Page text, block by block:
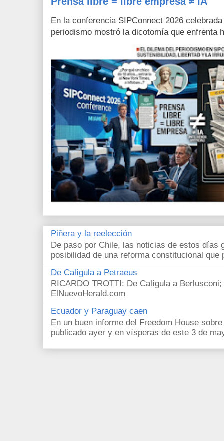
En la conferencia SIPConnect 2026
periodismo mostró la dicotomía que enfrenta
Piñera y la reelección
De paso por Chile, las noticias de estos días
posibilidad de una reforma constitucional
De Calígula a Petraeus
RICARDO TROTTI: De Calígula a
ElNuevoHerald.com
Ecuador y Paraguay caen
En un buen informe del Freedom House
publicado ayer y en vísperas de este 3 de